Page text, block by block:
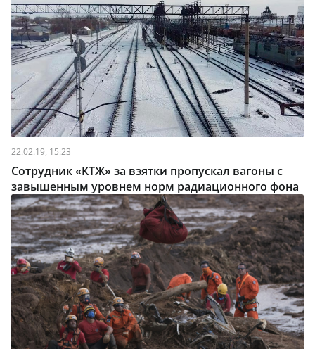
22.02.19, 15:23
Сотрудник «КТЖ» за взятки пропускал вагоны с
завышенным уровнем норм радиационного фона